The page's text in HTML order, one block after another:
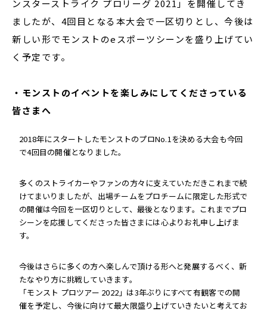
ンスターストライク プロリーグ 2021」を開催してき
ましたが、4回目となる本大会で一区切りとし、今後は
新しい形でモンストのeスポーツシーンを盛り上げてい
く予定です。
・モンストのイベントを楽しみにしてくださっている
皆さまへ
2018年にスタートしたモンストのプロNo.1を決める大会も今回
で4回目の開催となりました。
多くのストライカーやファンの方々に支えていただきこれまで続
けてまいりましたが、出場チームをプロチームに限定した形式で
の開催は今回を一区切りとして、最後となります。これまでプロ
シーンを応援してくださった皆さまには心よりお礼申し上げま
す。
今後はさらに多くの方へ楽しんで頂ける形へと発展するべく、新
たなやり方に挑戦していきます。
「モンスト プロツアー 2022」は3年ぶりにすべて有観客での開
催を予定し、今後に向けて最大限盛り上げていきたいと考えてお